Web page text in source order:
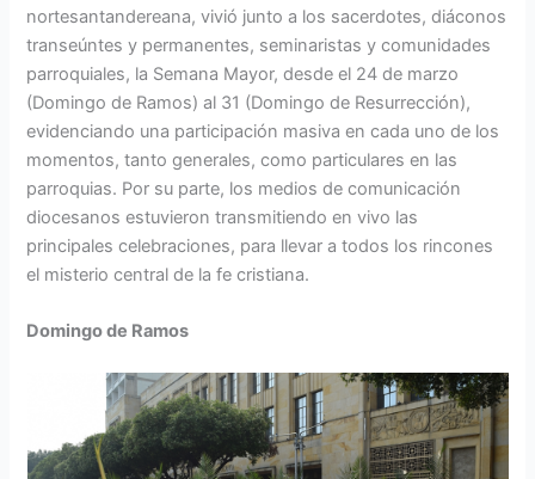
nortesantandereana, vivió junto a los sacerdotes, diáconos
transeúntes y permanentes, seminaristas y comunidades
parroquiales, la Semana Mayor, desde el 24 de marzo
(Domingo de Ramos) al 31 (Domingo de Resurrección),
evidenciando una participación masiva en cada uno de los
momentos, tanto generales, como particulares en las
parroquias. Por su parte, los medios de comunicación
diocesanos estuvieron transmitiendo en vivo las
principales celebraciones, para llevar a todos los rincones
el misterio central de la fe cristiana.
Domingo de Ramos